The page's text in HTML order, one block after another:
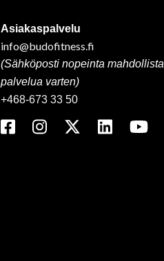
Asiakaspalvelu
info@budofitness.fi
(Sähköposti nopeinta mahdollista
palvelua varten)
+468-673 33 50